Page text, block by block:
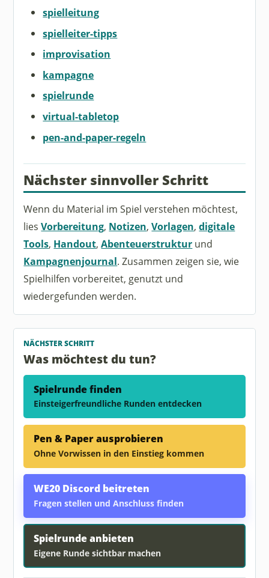
spielleitung
spielleiter-tipps
improvisation
kampagne
spielrunde
virtual-tabletop
pen-and-paper-regeln
Nächster sinnvoller Schritt
Wenn du Material im Spiel verstehen möchtest,
liesVorbereitung, Notizen,Vorlagen,digitale
Tools, Handout,Abenteuerstruktur und
Kampagnenjournal. Zusammen zeigen sie, wie
Spielhilfen vorbereitet, genutzt und
wiedergefunden werden.
NÄCHSTER SCHRITT
Was möchtest du tun?
Spielrunde finden
Einsteigerfreundliche Runden entdecken
Pen & Paper ausprobieren
Ohne Vorwissen in den Einstieg kommen
WE20 Discord beitreten
Fragen stellen und Anschluss finden
Spielrunde anbieten
Eigene Runde sichtbar machen